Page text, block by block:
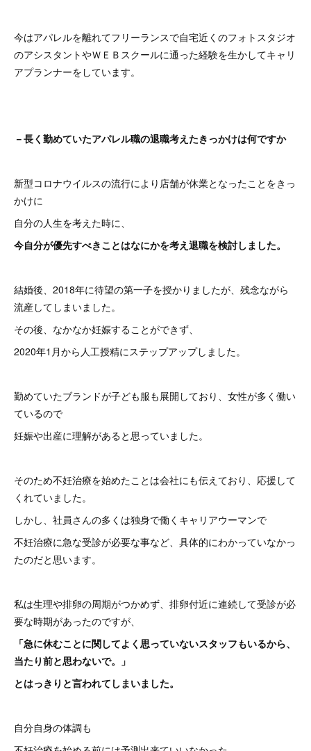
今はアパレルを離れてフリーランスで自宅近くのフォトスタジオ
のアシスタントやＷＥＢスクールに通った経験を生かしてキャリ
アプランナーをしています。
－長く勤めていたアパレル職の退職考えたきっかけは何ですか
新型コロナウイルスの流行により店舗が休業となったことをきっ
かけに
自分の人生を考えた時に、
今自分が優先すべきことはなにかを考え退職を検討しました。
結婚後、2018年に待望の第一子を授かりましたが、残念ながら
流産してしまいました。
その後、なかなか妊娠することができず、
2020年1月から人工授精にステップアップしました。
勤めていたブランドが子ども服も展開しており、女性が多く働い
ているので
妊娠や出産に理解があると思っていました。
そのため不妊治療を始めたことは会社にも伝えており、応援して
くれていました。
しかし、社員さんの多くは独身で働くキャリアウーマンで
不妊治療に急な受診が必要な事など、具体的にわかっていなかっ
たのだと思います。
私は生理や排卵の周期がつかめず、排卵付近に連続して受診が必
要な時期があったのですが、
「急に休むことに関してよく思っていないスタッフもいるから、
当たり前と思わないで。」
とはっきりと言われてしまいました。
自分自身の体調も